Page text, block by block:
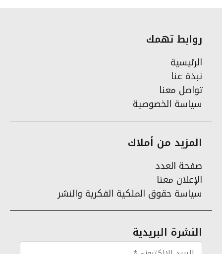
روابط تهمك
الرئيسية
نبذة عنا
تواصل معنا
سياسة الخصوصية
المزيد من أملاك
صفحة العدد
الإعلان معنا
سياسة حقوق الملكية الفكرية والنشر
النشرة البريدية